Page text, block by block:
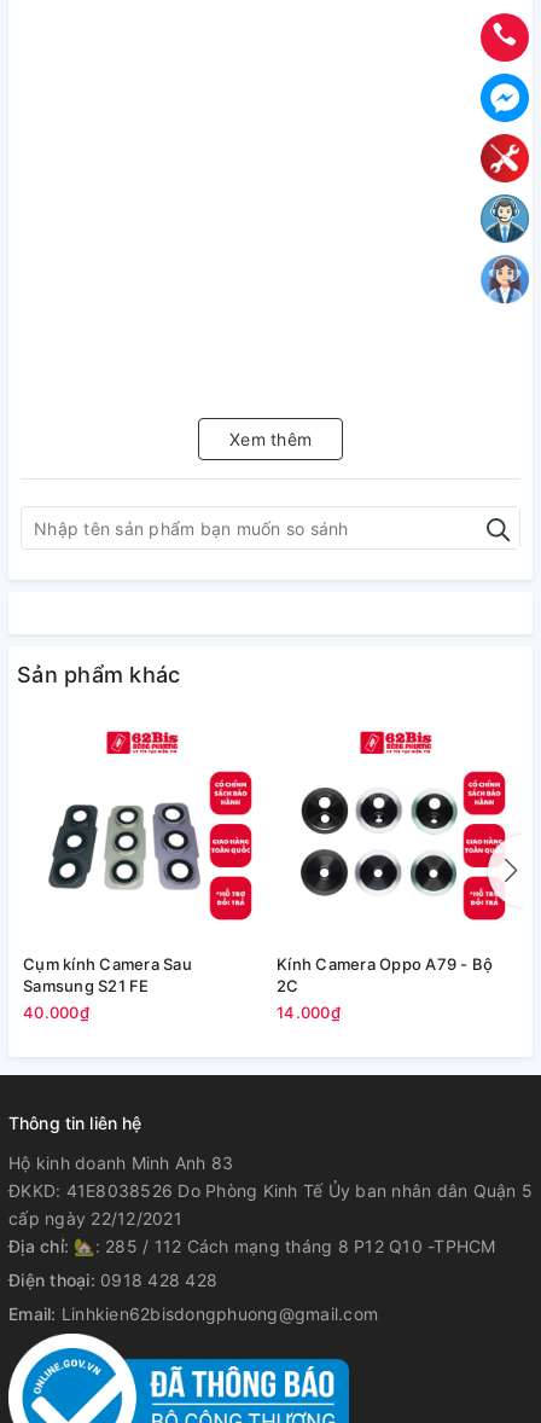
Xem thêm
Sản phẩm khác
Cụm kính Camera Sau
Samsung S21 FE
40.000₫
Kính Camera Oppo A79 - Bộ
2C
14.000₫
Thông tin liên hệ
Hộ kinh doanh Minh Anh 83
ĐKKD: 41E8038526 Do Phòng Kinh Tế Ủy ban nhân dân Quận 5
cấp ngày 22/12/2021
Địa chỉ: 🏡: 285 / 112 Cách mạng tháng 8 P12 Q10 -TPHCM
Điện thoại: 0918 428 428
Email: Linhkien62bisdongphuong@gmail.com